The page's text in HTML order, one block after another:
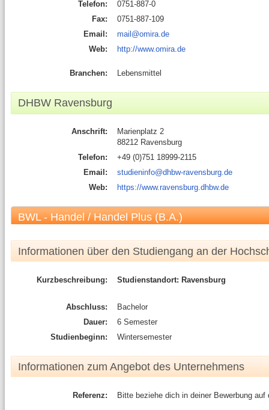
Telefon:
0751-887-0
Fax:
0751-887-109
Email:
mail@omira.de
Web:
http://www.omira.de
Branchen: Lebensmittel
DHBW Ravensburg
Anschrift:
Marienplatz 2
88212 Ravensburg
Telefon:
+49 (0)751 18999-2115
Email:
studieninfo@dhbw-ravensburg.de
Web:
https://www.ravensburg.dhbw.de
BWL - Handel / Handel Plus (B.A.)
Informationen über den Studiengang an der
Kurzbeschreibung: Studienstandort: Ravensburg
Abschluss:
Bachelor
Dauer:
6 Semester
Studienbeginn:
Wintersemester
Informationen zum Angebot des Unternehmens
Referenz: Bitte beziehe dich in deiner Bewerbung auf